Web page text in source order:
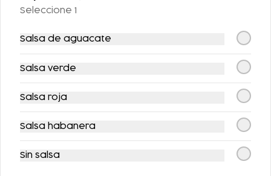
Tacos de Maciza
$89.00
$100.00
Tacos de surtida
Seleccione 1
Salsa de aguacate
Salsa verde
Salsa roja
Salsa habanera
Sin salsa